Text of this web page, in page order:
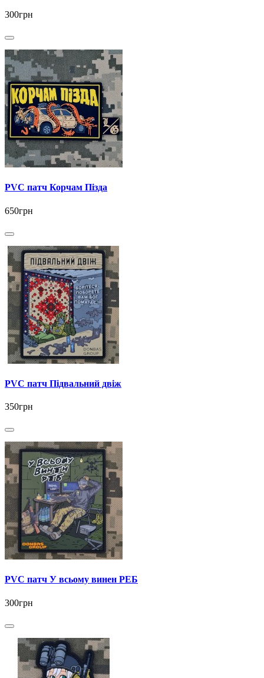
300грн
PVC патч Корчам Пізда
650грн
PVC патч Підвальний двіж
350грн
PVC патч У всьому винен РЕБ
300грн